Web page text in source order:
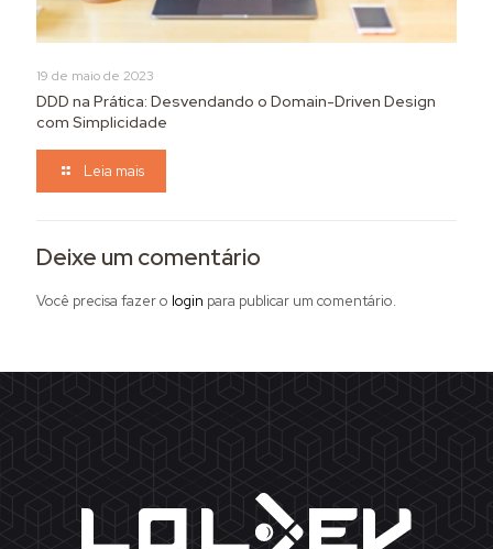
19 de maio de 2023
DDD na Prática: Desvendando o Domain-Driven Design
com Simplicidade
Leia mais
Deixe um comentário
Você precisa fazer o login para publicar um comentário.